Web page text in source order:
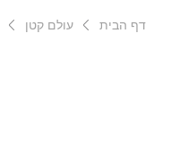
דף הבית עולם קטן